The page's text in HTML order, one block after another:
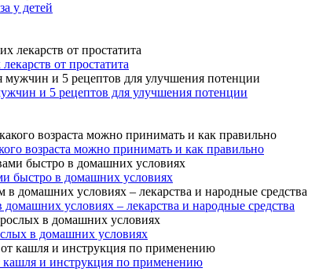
у детей
от простатита
и 5 рецептов для улучшения потенции
возраста можно принимать и как правильно
быстро в домашних условиях
условиях – лекарства и народные средства
в домашних условиях
кашля и инструкция по применению